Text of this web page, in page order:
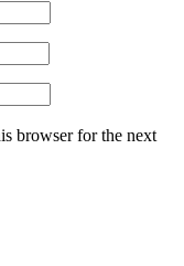
browser for the next